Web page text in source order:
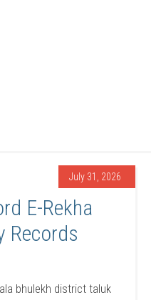
July 31, 2026
E-Rekha
Records
bhulekh district taluk